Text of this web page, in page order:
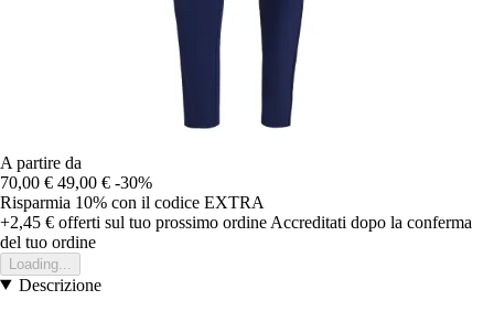
A partire da
70,00 € 49,00 € -30%
Risparmia 10% con il codice EXTRA
+2,45 € offerti sul tuo prossimo ordine Accreditati dopo la conferma
del tuo ordine
Loading...
Descrizione